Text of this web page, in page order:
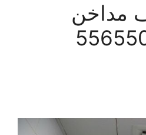
مداخن
55655019